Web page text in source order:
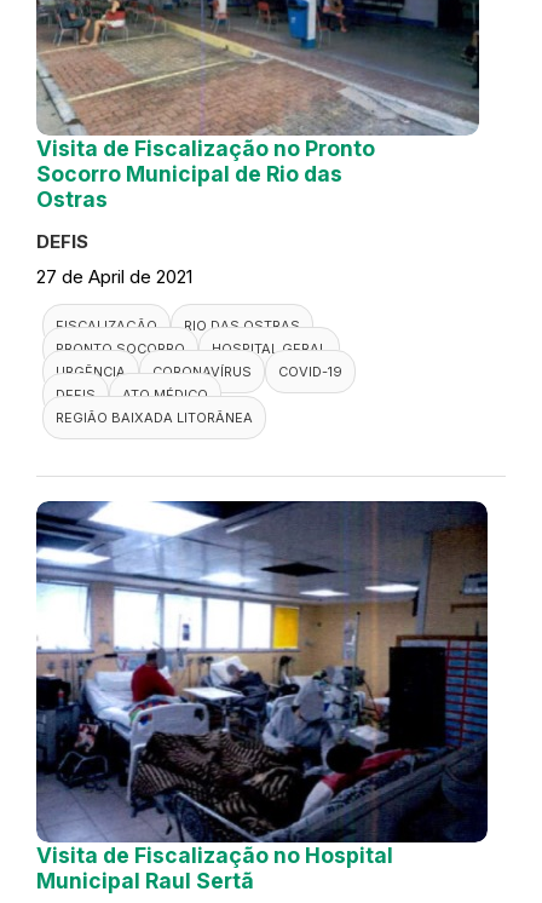
Visita de Fiscalização no Pronto
Socorro Municipal de Rio das
Ostras
DEFIS
27 de April de 2021
FISCALIZAÇÃO
RIO DAS OSTRAS
PRONTO SOCORRO
HOSPITAL GERAL
URGÊNCIA
CORONAVÍRUS
COVID-19
DEFIS
ATO MÉDICO
REGIÃO BAIXADA LITORÂNEA
Visita de Fiscalização no Hospital
Municipal Raul Sertã